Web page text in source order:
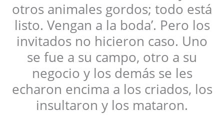
otros animales gordos; todo está
listo. Vengan a la boda’. Pero los
invitados no hicieron caso. Uno
se fue a su campo, otro a su
negocio y los demás se les
echaron encima a los criados, los
insultaron y los mataron.